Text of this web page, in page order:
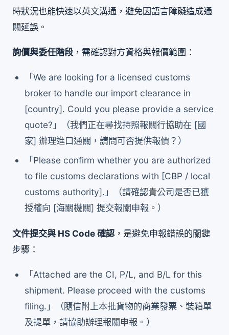
時狀況也能快速以英文溝通，避免因語言障礙造成通
關延誤。
詢價與委任階段 ，需確認對方資格與報價範圍：
「We are looking for a licensed customs
broker to handle our import clearance in
[country]. Could you please provide a service
quote?」（我們正在尋找持照報關行協助在 [國
家] 辦理進口通關，請問可否提供報價？）
「Please confirm whether you are authorized
to file customs declarations with [CBP / local
customs authority].」（請確認貴公司是否已獲
授權向 [海關機關] 提交報關申報。）
文件提交與 HS Code 確認，是避免申報錯誤的關鍵
步驟：
「Attached are the CI, P/L, and B/L for this
shipment. Please proceed with the customs
filing.」（隨信附上本批貨物的商業發票、裝箱單
及提單，請協助辦理報關申報。）